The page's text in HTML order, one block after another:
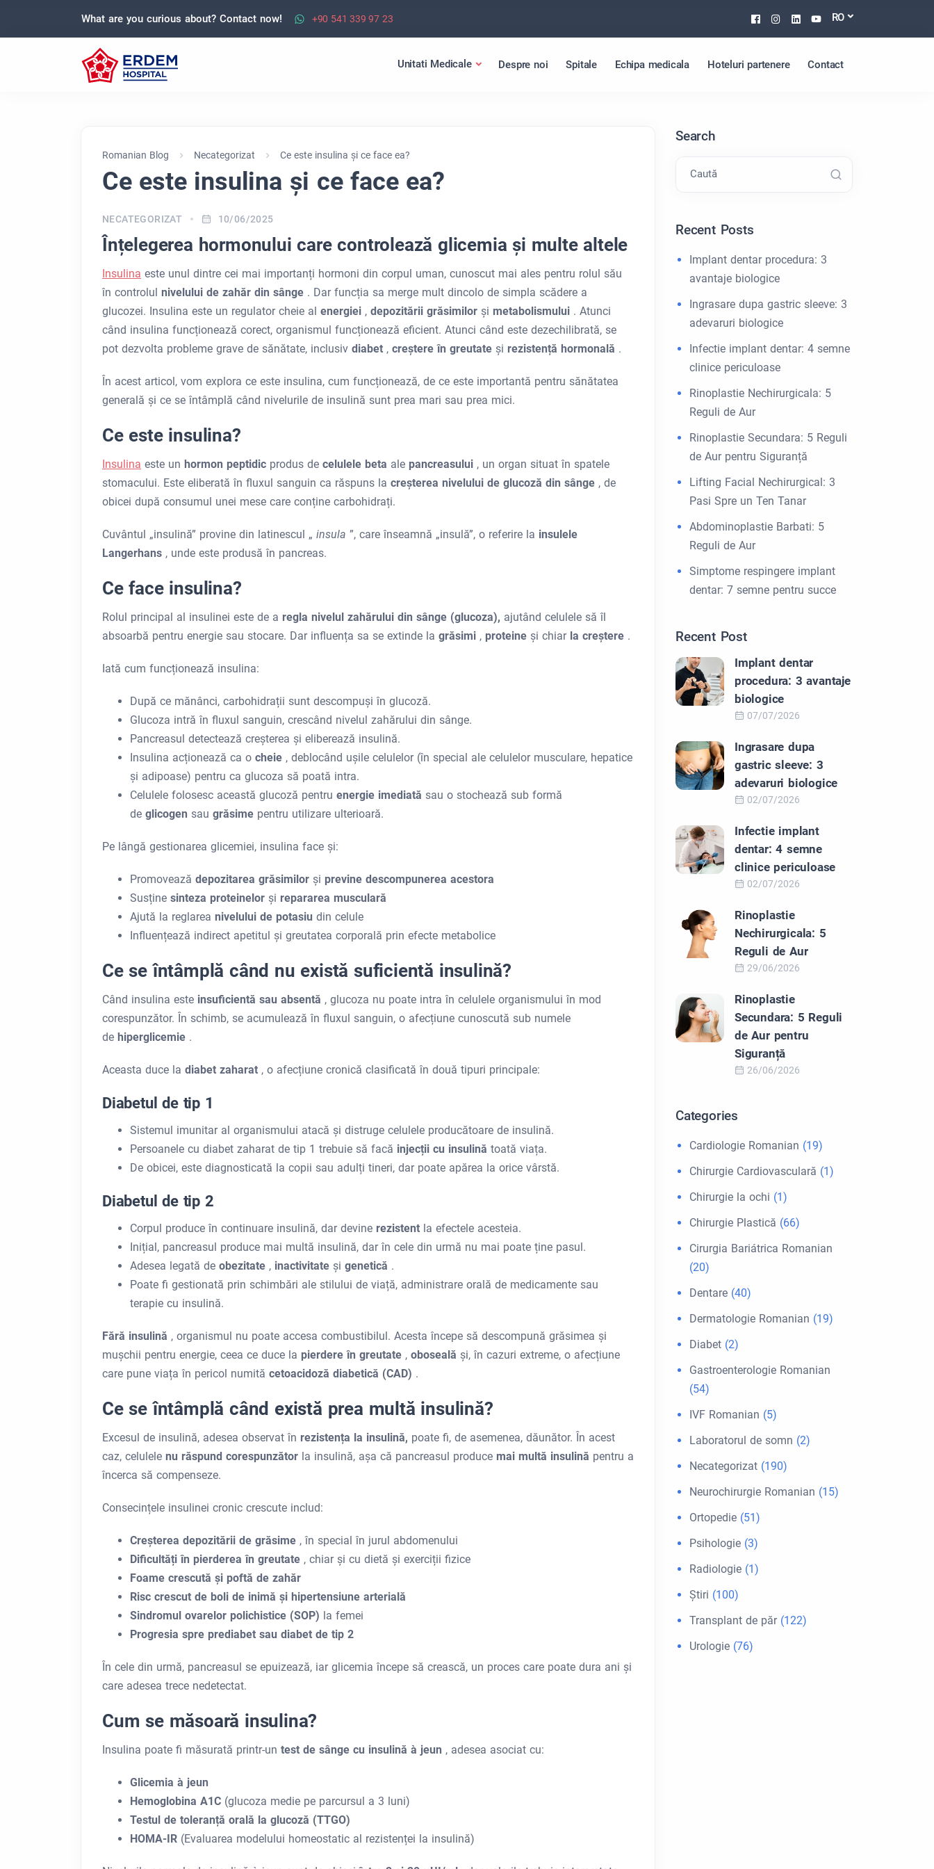
What are you curious about? Contact now! +90 541 339 97 23 Facebook
Instagram
Linkedin
Youtube
RO
Unitati Medicale Despre noi Spitale Echipa medicala Hoteluri partenere Contact
Romanian Blog Necategorizat Ce este insulina și ce face ea?
Ce este insulina și ce face ea?
NECATEGORIZAT 10/06/2025
Înțelegerea hormonului care controlează glicemia și multe altele
Insulina este unul dintre cei mai importanți hormoni din corpul uman, cunoscut mai ales pentru rolul său
în controlul nivelului de zahăr din sânge . Dar funcția sa merge mult dincolo de simpla scădere a
glucozei. Insulina este un regulator cheie al energiei , depozitării grăsimilor și metabolismului . Atunci
când insulina funcționează corect, organismul funcționează eficient. Atunci când este dezechilibrată, se
pot dezvolta probleme grave de sănătate, inclusiv diabet , creștere în greutate și rezistență hormonală .
În acest articol, vom explora ce este insulina, cum funcționează, de ce este importantă pentru sănătatea
generală și ce se întâmplă când nivelurile de insulină sunt prea mari sau prea mici.
Ce este insulina?
Insulina este un hormon peptidic produs de celulele beta ale pancreasului , un organ situat în spatele
stomacului. Este eliberată în fluxul sanguin ca răspuns la creșterea nivelului de glucoză din sânge , de
obicei după consumul unei mese care conține carbohidrați.
Cuvântul „insulină” provine din latinescul „ insula ”, care înseamnă „insulă”, o referire la insulele
Langerhans , unde este produsă în pancreas.
Ce face insulina?
Rolul principal al insulinei este de a regla nivelul zahărului din sânge (glucoza), ajutând celulele să îl
absoarbă pentru energie sau stocare. Dar influența sa se extinde la grăsimi , proteine ​​și chiar la creștere .
Iată cum funcționează insulina:
După ce mănânci, carbohidrații sunt descompuși în glucoză.
Glucoza intră în fluxul sanguin, crescând nivelul zahărului din sânge.
Pancreasul detectează creșterea și eliberează insulină.
Insulina acționează ca o cheie , deblocând ușile celulelor (în special ale celulelor musculare, hepatice
și adipoase) pentru ca glucoza să poată intra.
Celulele folosesc această glucoză pentru energie imediată sau o stochează sub formă
de glicogen sau grăsime pentru utilizare ulterioară.
Pe lângă gestionarea glicemiei, insulina face și:
Promovează depozitarea grăsimilor și previne descompunerea acestora
Susține sinteza proteinelor și repararea musculară
Ajută la reglarea nivelului de potasiu din celule
Influențează indirect apetitul și greutatea corporală prin efecte metabolice
Ce se întâmplă când nu există suficientă insulină?
Când insulina este insuficientă sau absentă , glucoza nu poate intra în celulele organismului în mod
corespunzător. În schimb, se acumulează în fluxul sanguin, o afecțiune cunoscută sub numele
de hiperglicemie .
Aceasta duce la diabet zaharat , o afecțiune cronică clasificată în două tipuri principale:
Diabetul de tip 1
Sistemul imunitar al organismului atacă și distruge celulele producătoare de insulină.
Persoanele cu diabet zaharat de tip 1 trebuie să facă injecții cu insulină toată viața.
De obicei, este diagnosticată la copii sau adulți tineri, dar poate apărea la orice vârstă.
Diabetul de tip 2
Corpul produce în continuare insulină, dar devine rezistent la efectele acesteia.
Inițial, pancreasul produce mai multă insulină, dar în cele din urmă nu mai poate ține pasul.
Adesea legată de obezitate , inactivitate și genetică .
Poate fi gestionată prin schimbări ale stilului de viață, administrare orală de medicamente sau
terapie cu insulină.
Fără insulină , organismul nu poate accesa combustibilul. Acesta începe să descompună grăsimea și
mușchii pentru energie, ceea ce duce la pierdere în greutate , oboseală și, în cazuri extreme, o afecțiune
care pune viața în pericol numită cetoacidoză diabetică (CAD) .
Ce se întâmplă când există prea multă insulină?
Excesul de insulină, adesea observat în rezistența la insulină, poate fi, de asemenea, dăunător. În acest
caz, celulele nu răspund corespunzător la insulină, așa că pancreasul produce mai multă insulină pentru a
încerca să compenseze.
Consecințele insulinei cronic crescute includ:
Creșterea depozitării de grăsime , în special în jurul abdomenului
Dificultăți în pierderea în greutate , chiar și cu dietă și exerciții fizice
Foame crescută și poftă de zahăr
Risc crescut de boli de inimă și hipertensiune arterială
Sindromul ovarelor polichistice (SOP) la femei
Progresia spre prediabet sau diabet de tip 2
În cele din urmă, pancreasul se epuizează, iar glicemia începe să crească, un proces care poate dura ani și
care adesea trece nedetectat.
Cum se măsoară insulina?
Insulina poate fi măsurată printr-un test de sânge cu insulină à jeun , adesea asociat cu:
Glicemia à jeun
Hemoglobina A1C (glucoza medie pe parcursul a 3 luni)
Testul de toleranță orală la glucoză (TTGO)
HOMA-IR (Evaluarea modelului homeostatic al rezistenței la insulină)
Search
Caută
Recent Posts
Implant dentar procedura: 3
avantaje biologice
Ingrasare dupa gastric sleeve: 3
adevaruri biologice
Infectie implant dentar: 4 semne
clinice periculoase
Rinoplastie Nechirurgicala: 5
Reguli de Aur
Rinoplastie Secundara: 5 Reguli
de Aur pentru Siguranță
Lifting Facial Nechirurgical: 3
Pasi Spre un Ten Tanar
Abdominoplastie Barbati: 5
Reguli de Aur
Simptome respingere implant
dentar: 7 semne pentru succe
Recent Post
Implant dentar
procedura: 3 avantaje
biologice
07/07/2026
Ingrasare dupa
gastric sleeve: 3
adevaruri biologice
02/07/2026
Infectie implant
dentar: 4 semne
clinice periculoase
02/07/2026
Rinoplastie
Nechirurgicala: 5
Reguli de Aur
29/06/2026
Rinoplastie
Secundara: 5 Reguli
de Aur pentru
Siguranță
26/06/2026
Categories
Cardiologie Romanian (19)
Chirurgie Cardiovasculară (1)
Chirurgie la ochi (1)
Chirurgie Plastică (66)
Cirurgia Bariátrica Romanian
(20)
Dentare (40)
Dermatologie Romanian (19)
Diabet (2)
Gastroenterologie Romanian
(54)
IVF Romanian (5)
Laboratorul de somn (2)
Necategorizat (190)
Neurochirurgie Romanian (15)
Ortopedie (51)
Psihologie (3)
Radiologie (1)
Ştiri (100)
Transplant de păr(122)
Urologie (76)